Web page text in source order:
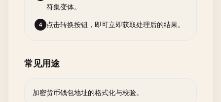
符集变体。
4 点击转换按钮，即可立即获取处理后的结果。
常见用途
加密货币钱包地址的格式化与校验。